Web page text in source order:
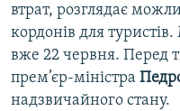
втрат, розглядає
кордонів для
вже 22 червня. Перед
прем’єр-міністра
надзвичайного стану.